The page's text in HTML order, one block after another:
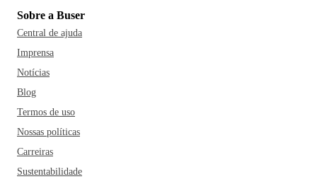
Sobre a Buser
Central de ajuda
Imprensa
Notícias
Blog
Termos de uso
Nossas políticas
Carreiras
Sustentabilidade